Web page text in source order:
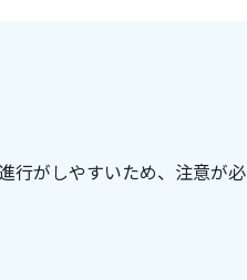
行がしやすいため、注意が必